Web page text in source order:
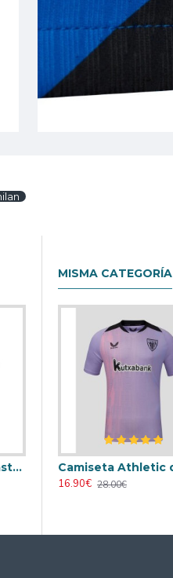
Camiseta Ajax de Ámsterdam 2024/2025 Local
MISMA CATEGORÍA
16.90€ 28.00€